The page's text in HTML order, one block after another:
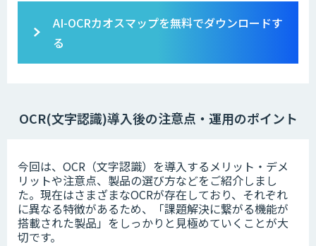
AI-OCRカオスマップを無料でダウンロードす
る
OCR(文字認識)導入後の注意点・運用のポイント
今回は、OCR（文字認識）を導入するメリット・デメ
リットや注意点、製品の選び方などをご紹介しまし
た。現在はさまざまなOCRが存在しており、それぞれ
に異なる特徴があるため、「課題解決に繋がる機能が
搭載された製品」をしっかりと見極めていくことが大
切です。